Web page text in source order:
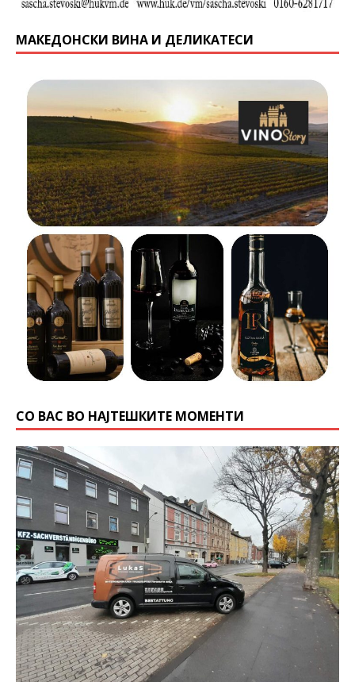
МАКЕДОНСКИ ВИНА И ДЕЛИКАТЕСИ
СО ВАС ВО НАЈТЕШКИТЕ МОМЕНТИ